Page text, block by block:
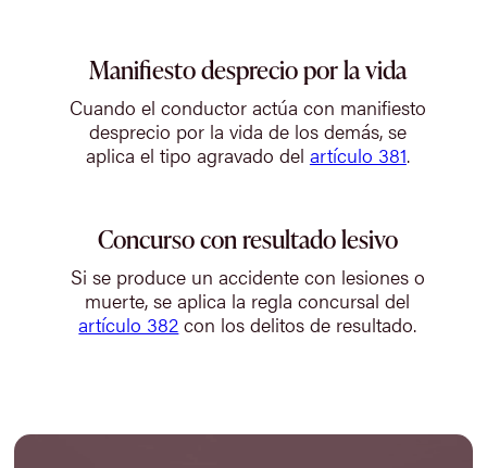
Manifiesto desprecio por la vida
Cuando el conductor actúa con manifiesto
desprecio por la vida de los demás, se
aplica el tipo agravado del artículo 381.
Concurso con resultado lesivo
Si se produce un accidente con lesiones o
muerte, se aplica la regla concursal del
artículo 382 con los delitos de resultado.